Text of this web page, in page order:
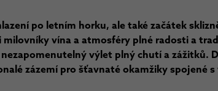
po letním horku, ale také začátek
vína a atmosféry plné radosti a
výlet plný chutí a zážitků.
zázemí pro šťavnaté okamžiky spojené s